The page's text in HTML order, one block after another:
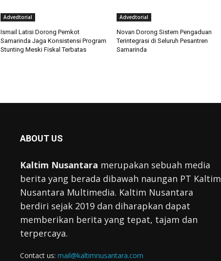
Advedtorial
Ismail Latisi Dorong Pemkot
Samarinda Jaga Konsistensi Program
Stunting Meski Fiskal Terbatas
Advedtorial
Novan Dorong Sistem Pengaduan
Terintegrasi di Seluruh Pesantren
Samarinda
ABOUT US
Kaltim Nusantara merupakan sebuah media
berita yang berada dibawah naungan PT Kaltim
Nusantara Multimedia. Kaltim Nusantara
berdiri sejak 2019 dan diharapkan dapat
memberikan berita yang tepat, tajam dan
terpercaya.
Contact us: mail@kaltimnusantara.com